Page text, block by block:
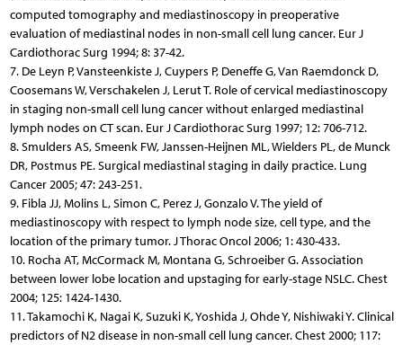
computed tomography and mediastinoscopy in preoperative
evaluation of mediastinal nodes in non-small cell lung cancer. Eur J
Cardiothorac Surg 1994; 8: 37-42.
7. De Leyn P, Vansteenkiste J, Cuypers P, Deneffe G, Van Raemdonck D,
Coosemans W, Verschakelen J, Lerut T. Role of cervical mediastinoscopy
in staging non-small cell lung cancer without enlarged mediastinal
lymph nodes on CT scan. Eur J Cardiothorac Surg 1997; 12: 706-712.
8. Smulders AS, Smeenk FW, Janssen-Heijnen ML, Wielders PL, de Munck
DR, Postmus PE. Surgical mediastinal staging in daily practice. Lung
Cancer 2005; 47: 243-251.
9. Fibla JJ, Molins L, Simon C, Perez J, Gonzalo V. The yield of
mediastinoscopy with respect to lymph node size, cell type, and the
location of the primary tumor. J Thorac Oncol 2006; 1: 430-433.
10. Rocha AT, McCormack M, Montana G, Schroeiber G. Association
between lower lobe location and upstaging for early-stage NSLC. Chest
2004; 125: 1424-1430.
11. Takamochi K, Nagai K, Suzuki K, Yoshida J, Ohde Y, Nishiwaki Y. Clinical
predictors of N2 disease in non-small cell lung cancer. Chest 2000; 117: